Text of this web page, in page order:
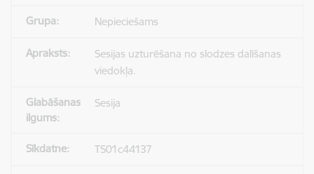
Nepieciešams
Sesijas uzturēšana no slodzes dalīšanas
viedokļa.
Sesija
TS01c44137